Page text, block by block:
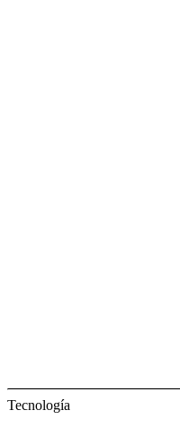
Tecnología